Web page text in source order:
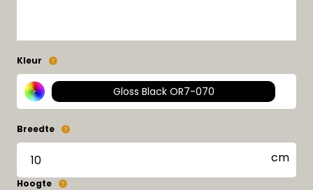
Kleur
Gloss Black OR7-070
Breedte
Hoogte